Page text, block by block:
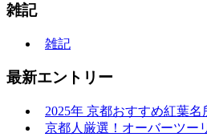
雑記
雑記
最新エントリー
2025年 京都おすすめ紅葉名
京都人厳選！オーバーツー